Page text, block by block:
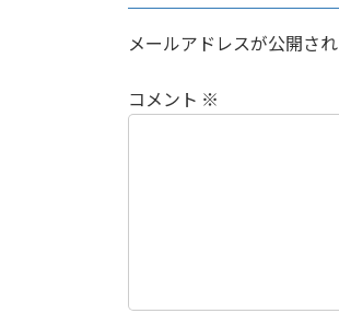
メールアドレスが公開さ
コメント ※